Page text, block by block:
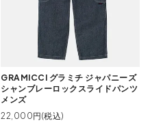
GRAMICCI グラミチ ジャパニーズ
シャンブレーロックスライドパンツ
メンズ
22,000円(税込)